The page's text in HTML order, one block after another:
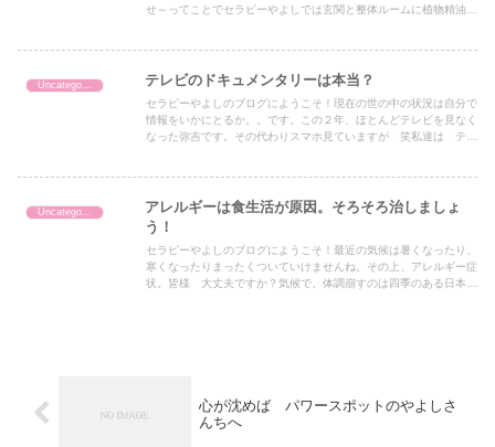
せ～ってことでセラピーやよしでは玄関と整体ルームに植物精油の
Uncategorized テレビのドキュメンタリーは本当？
セラピーやよしのブログにようこそ！現在の世の中の状況は自分で
情報をいかにとるか。。です。この２年、ほとんどテレビを見なく
なった弥吉です。その代わりスマホ見ていますが 笑私達は テレ
アレルギーは食生活が原因。そろそろ治しましょ
う！
セラピーやよしのブログにようこそ！最近の気候は暑くなったり、
寒くなったりまったくついていけませんね。その上、アレルギー症
状。皆様 大丈夫ですか？気候で、体調崩すのは四季のある日本で
心が沈めば パワースポットのやよしさ
んちへ